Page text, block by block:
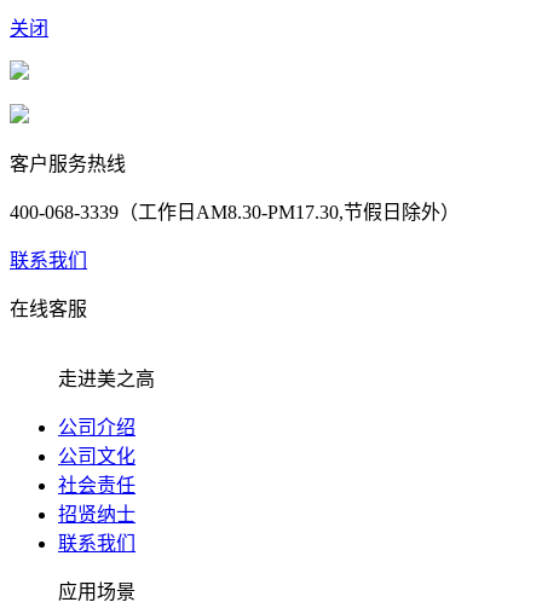
关闭
客户服务热线
400-068-3339（工作日AM8.30-PM17.30,节假日除外）
联系我们
在线客服
走进美之高
公司介绍
公司文化
社会责任
招贤纳士
联系我们
应用场景